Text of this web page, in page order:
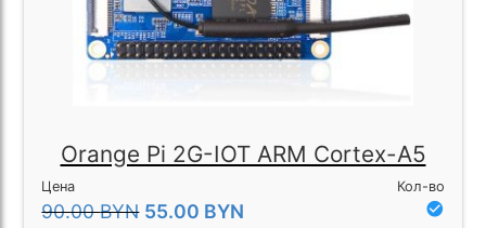
Orange Pi 2G-IOT ARM Cortex-A5
Цена
90.00BYN 55.00 BYN
Кол-во
check_circle